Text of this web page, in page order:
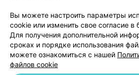
Обработка
Вы можете настроить параметры
cookie или изменить свое согласие в
Для получения дополнительной
сроках и порядке использования
можете ознакомиться с нашей
файлов cookie